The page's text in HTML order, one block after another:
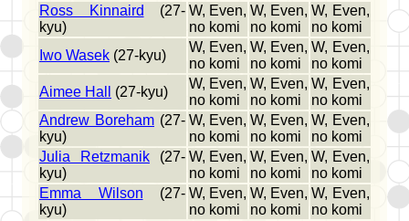
Ross Kinnaird (27-
kyu)
W, Even,
no komi
W, Even,
no komi
W, Even,
no komi
Iwo Wasek (27-kyu)
W, Even,
no komi
W, Even,
no komi
W, Even,
no komi
Aimee Hall
(27-kyu)
W, Even,
no komi
W, Even,
no komi
W, Even,
no komi
Andrew Boreham (27-
kyu)
W, Even,
no komi
W, Even,
no komi
W, Even,
no komi
Julia Retzmanik (27-
kyu)
W, Even,
no komi
W, Even,
no komi
W, Even,
no komi
Emma Wilson (27-
kyu)
W, Even,
no komi
W, Even,
no komi
W, Even,
no komi